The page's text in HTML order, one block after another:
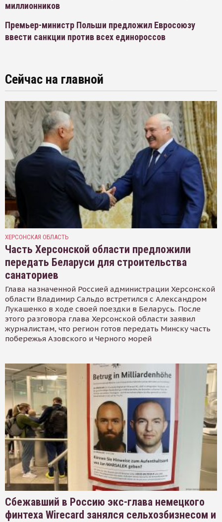
миллионников
Премьер-министр Польши предложил Евросоюзу
ввести санкции против всех единороссов
Сейчас на главной
ХЕРСОНСКАЯ ОБЛАСТЬ
Часть Херсонской области предложили
передать Беларуси для строительства
санаториев
Глава назначенной Россией администрации Херсонской
области Владимир Сальдо встретился с Александром
Лукашенко в ходе своей поездки в Беларусь. После
этого разговора глава Херсонской области заявил
журналистам, что регион готов передать Минску часть
побережья Азовского и Черного морей
Сбежавший в Россию экс-глава немецкого
финтеха Wirecard занялся сельхозбизнесом и